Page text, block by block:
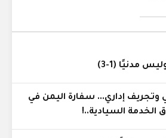
مدنيًا (1-3)
وتجريف إداري... سفارة اليمن في
الخدمة السيادية..!